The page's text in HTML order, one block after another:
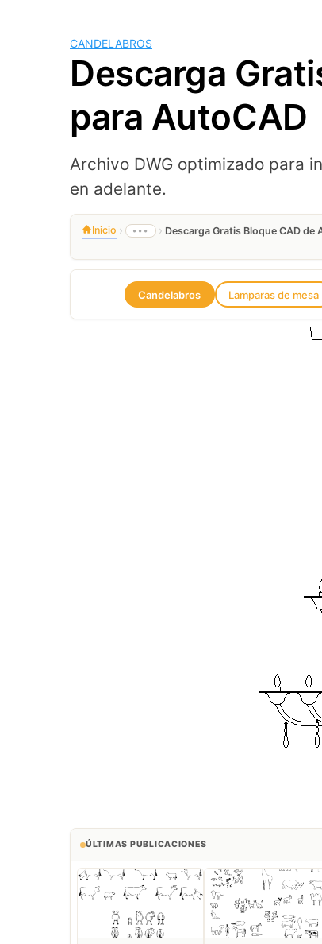
CANDELABROS
Descarga
para AutoCAD
Archivo DWG optimizado para
en adelante.
Inicio › ••• › Descarga Gratis Bloque CAD de
Candelabros Lamparas de mesa
ÚLTIMAS PUBLICACIONES